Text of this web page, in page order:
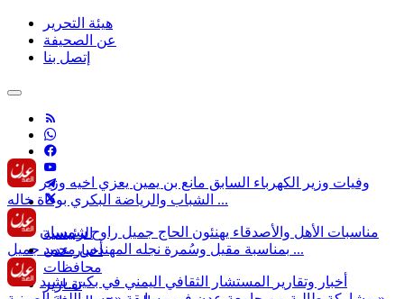
هيئة التحرير
عن الصحيفة
إتصل بنا
الرئيسية
أخبار عدن
محافظات
تقـارير
وفيات وزير الكهرباء السابق مانع بن يمين يعزي اخيه وزير
الشباب والرياضة البكري بوفاة خاله ...
مناسبات الأهل والأصدقاء يهنئون الحاج جميل راوح شمسان
بمناسبة مقيل وسُمرة نجله المهندس محمد جميل ...
أخبار وتقارير
المستشار الثقافي اليمني في بكين يشيد